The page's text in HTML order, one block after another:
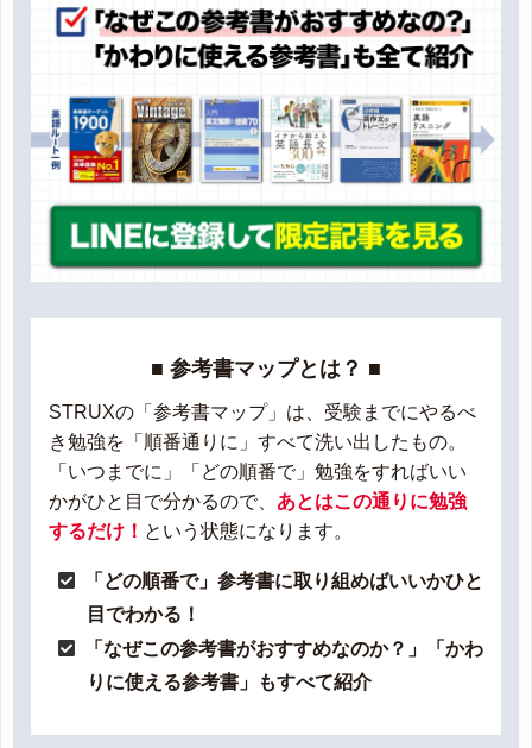
■ 参考書マップとは？ ■
STRUXの「参考書マップ」は、受験までにやるべ
き勉強を「順番通りに」すべて洗い出したもの。
「いつまでに」「どの順番で」勉強をすればいい
かがひと目で分かるので、 あとはこの通りに勉強
するだけ！ という状態になります。
「どの順番で」参考書に取り組めばいいかひと
目でわかる！
「なぜこの参考書がおすすめなのか？」「かわ
りに使える参考書」もすべて紹介